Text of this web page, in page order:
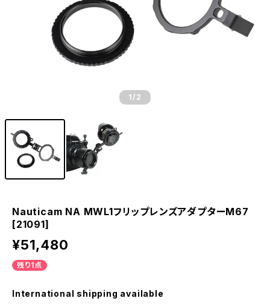
1 /2
Nauticam NA MWL1フリップレンズアダプターM67
[21091]
¥51,480
残り1点
International shipping available